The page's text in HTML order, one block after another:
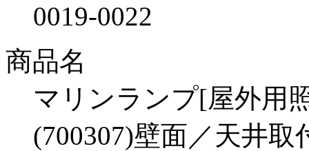
0019-0022
商品名
マリンランプ[屋外用
(700307)壁面／天井